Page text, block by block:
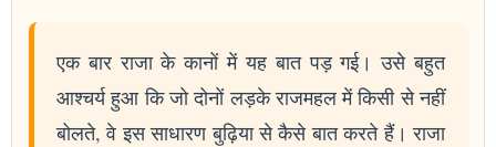
एक बार राजा के कानों में यह बात पड़ गई। उसे बहुत
आश्चर्य हुआ कि जो दोनों लड़के राजमहल में किसी से नहीं
बोलते, वे इस साधारण बुढ़िया से कैसे बात करते हैं। राजा